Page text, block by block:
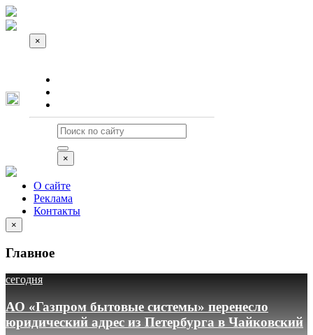
×
×
О сайте
Реклама
Контакты
×
Главное
сегодня
АО «Газпром бытовые системы» перенесло
юридический адрес из Петербурга в Чайковский